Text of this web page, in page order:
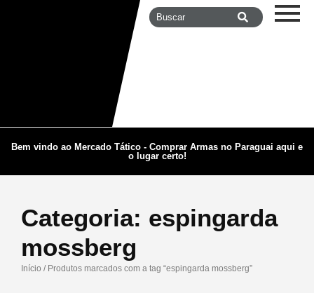
Bem vindo ao Mercado Tático - Comprar Armas no Paraguai aqui e
o lugar certo!
Categoria: espingarda
mossberg
Início / Produtos marcados com a tag “espingarda mossberg”